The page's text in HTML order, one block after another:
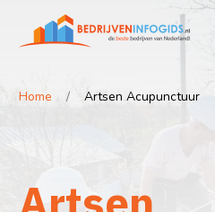
Home Artsen Acupunctuur